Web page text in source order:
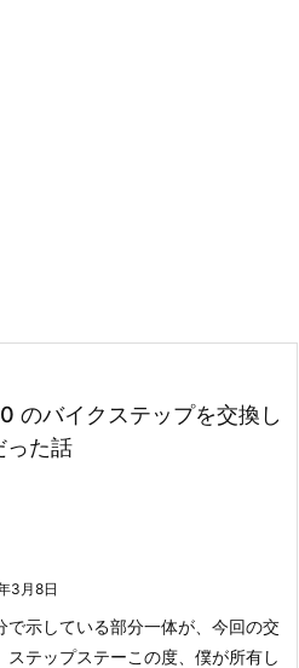
のバイクステップを交換し
った話
3月8日
で示している部分一体が、今回の交
ステップステーこの度、僕が所有し